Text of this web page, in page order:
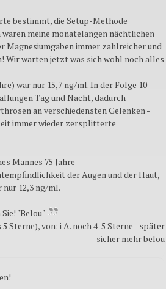
bestimmt, die Setup-Methode
meine monatelangen nächtlichen
Magnesiumgaben immer zahlreicher und
Wir warten jetzt was sich wohl noch alles
war nur 15,7 ng/ml. In der Folge 10
Tag und Nacht, dadurch
an verschiedensten Gelenken -
immer wieder zersplitterte
Mannes 75 Jahre
der Augen und der Haut,
12,3 ng/ml.
"Belou"
Sterne), von: i A. noch 4-5 Sterne - später
sicher mehr belou